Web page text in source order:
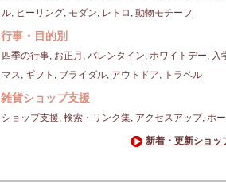
ル, ヒーリング, モダン, レトロ , 動物モチーフ
行事・目的別
四季の行事, お正月 , バレンタイン, ホワイトデー, 入
マス, ギフト , ブライダル, アウトドア, トラベル
雑貨ショップ支援
ショップ支援, 検索・リンク集, アクセスアップ, ホ
新着・更新ショッ